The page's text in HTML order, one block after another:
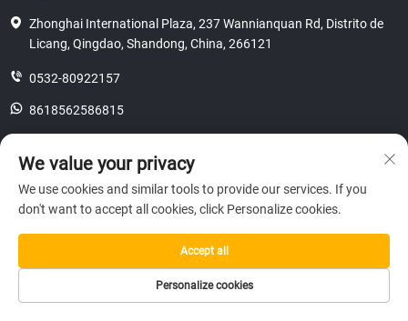
Zhonghai International Plaza, 237 Wannianquan Rd, Distrito de
Licang, Qingdao, Shandong, China, 266121
0532-80922157
8618562586815
Direitos autorais © 2025 SHANDONG HICAS MACHINERY (GROUP) CO.,
privacidade
We value your privacy
We use cookies and similar tools to provide our services. If you
don't want to accept all cookies, click Personalize cookies.
Personalize cookies
Accept all